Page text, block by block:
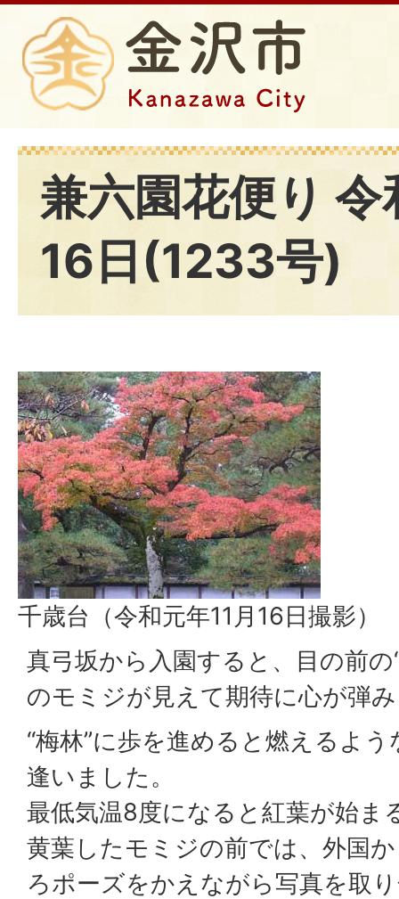
兼六園花便り 令
16日(1233号)
千歳台（令和元年11月16日撮影）
真弓坂から入園すると、目の前の
のモミジが見えて期待に心が弾
“梅林”に歩を進めると燃えるよ
逢いました。
最低気温8度になると紅葉が始ま
黄葉したモミジの前では、外国
ろポーズをかえながら写真を取